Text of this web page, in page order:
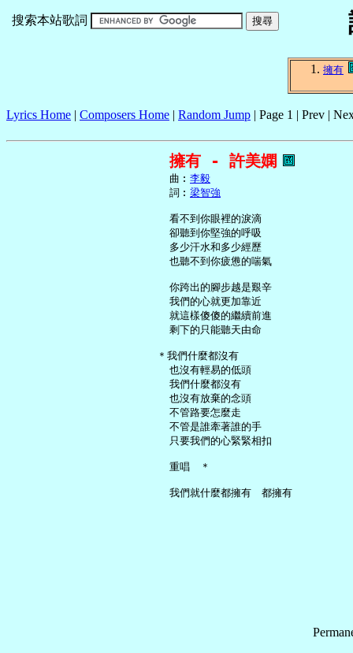
搜索本站歌詞
擁有
Lyrics Home | Composers Home | Random Jump | Page 1 | Prev |
擁有 - 許美嫻
     曲︰
李毅
     詞︰
梁智強
     看不到你眼裡的淚滴
     卻聽到你堅強的呼吸
     多少汗水和多少經歷
     也聽不到你疲憊的喘氣
     你跨出的腳步越是艱辛
     我們的心就更加靠近
     就這樣傻傻的繼續前進
     剩下的只能聽天由命
   ＊我們什麼都沒有
     也沒有輕易的低頭
     我們什麼都沒有
     也沒有放棄的念頭
     不管路要怎麼走
     不管是誰牽著誰的手
     只要我們的心緊緊相扣
     重唱　＊